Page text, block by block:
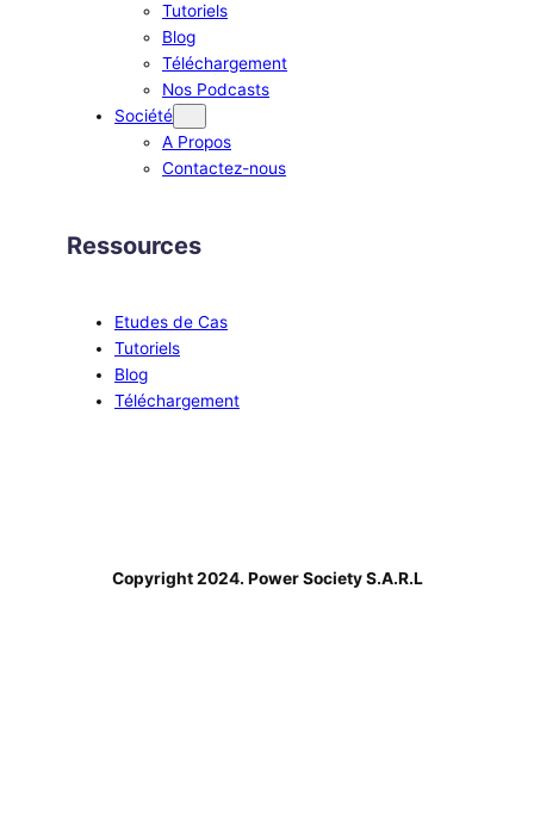
Tutoriels
Blog
Téléchargement
Nos Podcasts
Société
A Propos
Contactez-nous
Ressources
Etudes de Cas
Tutoriels
Blog
Téléchargement
Copyright 2024. Power Society S.A.R.L